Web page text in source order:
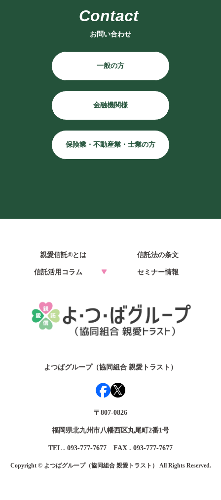
お問い合わせ
一般の方
金融機関様
保険業・不動産業・士業の方
親愛信託®とは 信託法の条文
信託活用コラム セミナー情報
よつばグループ（協同組合 親愛トラスト）
〒807-0826
福岡県北九州市八幡西区丸尾町2番1号
TEL . 093-777-7677 FAX . 093-777-7677
Copyright © よつばグループ（協同組合 親愛トラスト） All Rights Reserved.